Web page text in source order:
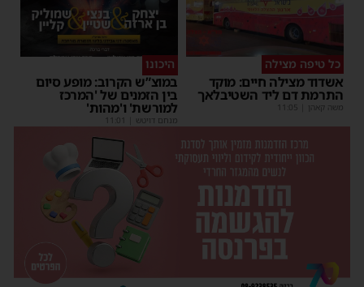
כל טיפה מצילה
אשדוד מצילה חיים: מוקד
התרמת דם ליד השטיבלאך
משה קאהן 11:05
היכונו
במוצ”ש הקרוב: מופע סיום
בין הזמנים של 'המרכז
למורשת' ו'מהות'
מנחם דויטש 11:01